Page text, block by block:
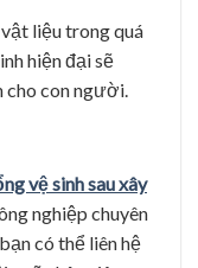
liệu trong quá
hiện đại sẽ
con người.
vệ sinh sau xây
nghiệp chuyên
có thể liên hệ